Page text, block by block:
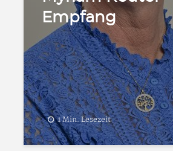
Empfang
1 Min. Lesezeit